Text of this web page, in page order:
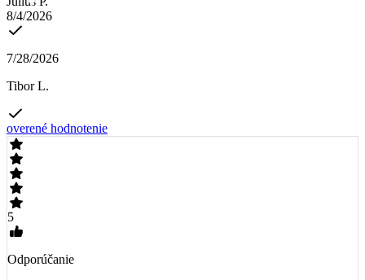
8/4/2026
7/28/2026
Tibor L.
overené hodnotenie
5
Odporúčanie